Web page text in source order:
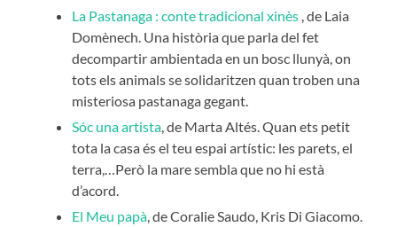
La Pastanaga : conte tradicional xinès , de Laia
Domènech. Una història que parla del fet
decompartir ambientada en un bosc llunyà, on
tots els animals se solidaritzen quan troben una
misteriosa pastanaga gegant.
Sóc una artista , de Marta Altés. Quan ets petit
tota la casa és el teu espai artístic: les parets, el
terra,…Però la mare sembla que no hi està
d’acord.
El Meu papà , de Coralie Saudo, Kris Di Giacomo.